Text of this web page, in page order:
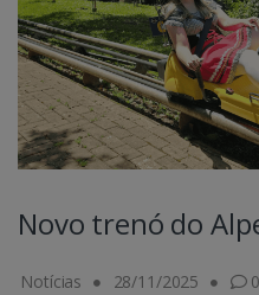
Novo trenó do
Notícias 28/11/2025 0